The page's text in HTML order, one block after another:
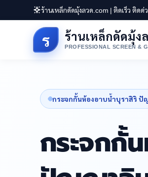
ร้านเหล็กดัดมุ้งลวด.com | ติดเร็ว ติด
ร ร้านเหล็กดัดมุ้ง
PROFESSIONAL SCREEN &
กระจกกั้นห้องอาบน้ำบุราสิริ ปั
กระจกกั้